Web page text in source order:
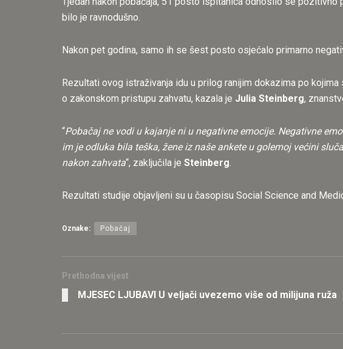
bilo je ravnodušno.
Nakon pet godina, samo ih se šest posto osjećalo primarno
Rezultati ovog istraživanja idu u prilog ranijim dokazima po
o zakonskom pristupu zahvatu, kazala je Julia Steinberg,
“Pobačaj ne vodi u kajanje ni u negativne emocije. Negativne
im je odluka bila teška, žene iz naše ankete u golemoj većini
nakon zahvata“, zaključila je Steinberg
Rezultati studije objavljeni su u časopisu Social Science and
Oznake: Pobačaj
Prethodna vijest
MJESEC LJUBAVI U veljači uvezemo više od milijuna ruža